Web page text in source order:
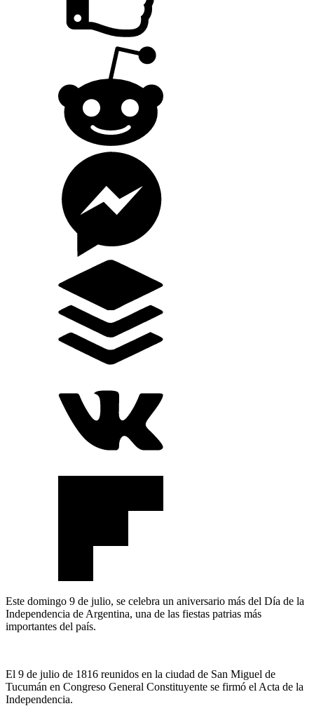
Este domingo 9 de julio, se celebra un aniversario más del Día de la
Independencia de Argentina, una de las fiestas patrias más
importantes del país.
El 9 de julio de 1816 reunidos en la ciudad de San Miguel de
Tucumán en Congreso General Constituyente se firmó el Acta de la
Independencia.